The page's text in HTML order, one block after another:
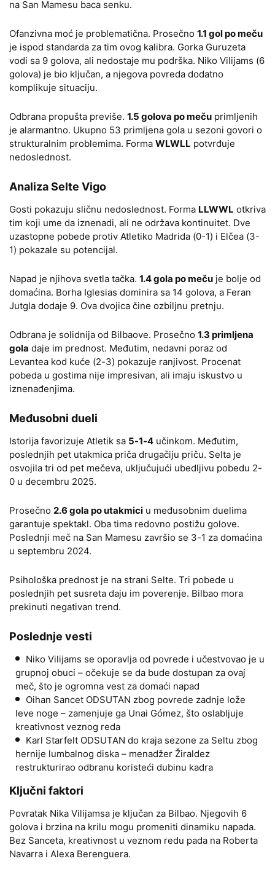
na San Mamesu baca senku.
Ofanzivna moć je problematična. Prosečno 1.1 gol po meču
je ispod standarda za tim ovog kalibra. Gorka Guruzeta
vodi sa 9 golova, ali nedostaje mu podrška. Niko Vilijams (6
golova) je bio ključan, a njegova povreda dodatno
komplikuje situaciju.
Odbrana propušta previše. 1.5 golova po meču primljenih
je alarmantno. Ukupno 53 primljena gola u sezoni govori o
strukturalnim problemima. Forma WLWLL potvrđuje
nedoslednost.
Analiza Selte Vigo
Gosti pokazuju sličnu nedoslednost. Forma LLWWL otkriva
tim koji ume da iznenadi, ali ne održava kontinuitet. Dve
uzastopne pobede protiv Atletiko Madrida (0-1) i Elčea (3-
1) pokazale su potencijal.
Napad je njihova svetla tačka. 1.4 gola po meču je bolje od
domaćina. Borha Iglesias dominira sa 14 golova, a Feran
Jutgla dodaje 9. Ova dvojica čine ozbiljnu pretnju.
Odbrana je solidnija od Bilbaove. Prosečno 1.3 primljena
gola daje im prednost. Međutim, nedavni poraz od
Levantea kod kuće (2-3) pokazuje ranjivost. Procenat
pobeda u gostima nije impresivan, ali imaju iskustvo u
iznenađenjima.
Međusobni dueli
Istorija favorizuje Atletik sa 5-1-4 učinkom. Međutim,
poslednjih pet utakmica priča drugačiju priču. Selta je
osvojila tri od pet mečeva, uključujući ubedljivu pobedu 2-
0 u decembru 2025.
Prosečno 2.6 gola po utakmici u međusobnim duelima
garantuje spektakl. Oba tima redovno postižu golove.
Poslednji meč na San Mamesu završio se 3-1 za domaćina
u septembru 2024.
Psihološka prednost je na strani Selte. Tri pobede u
poslednjih pet susreta daju im poverenje. Bilbao mora
prekinuti negativan trend.
Poslednje vesti
Niko Vilijams se oporavlja od povrede i učestvovao je u
grupnoj obuci – očekuje se da bude dostupan za ovaj
meč, što je ogromna vest za domaći napad
Oihan Sancet ODSUTAN zbog povrede zadnje lože
leve noge – zamenjuje ga Unai Gómez, što oslabljuje
kreativnost veznog reda
Karl Starfelt ODSUTAN do kraja sezone za Seltu zbog
hernije lumbalnog diska – menadžer Žiraldez
restrukturirao odbranu koristeći dubinu kadra
Ključni faktori
Povratak Nika Vilijamsa je ključan za Bilbao. Njegovih 6
golova i brzina na krilu mogu promeniti dinamiku napada.
Bez Sanceta, kreativnost u veznom redu pada na Roberta
Navarra i Alexa Berenguera.